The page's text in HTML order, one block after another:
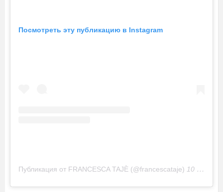
Посмотреть эту публикацию в Instagram
Публикация от FRANCESCA TAJÈ (@francescataje) 10 Ноя 2019 в 2:17 PST